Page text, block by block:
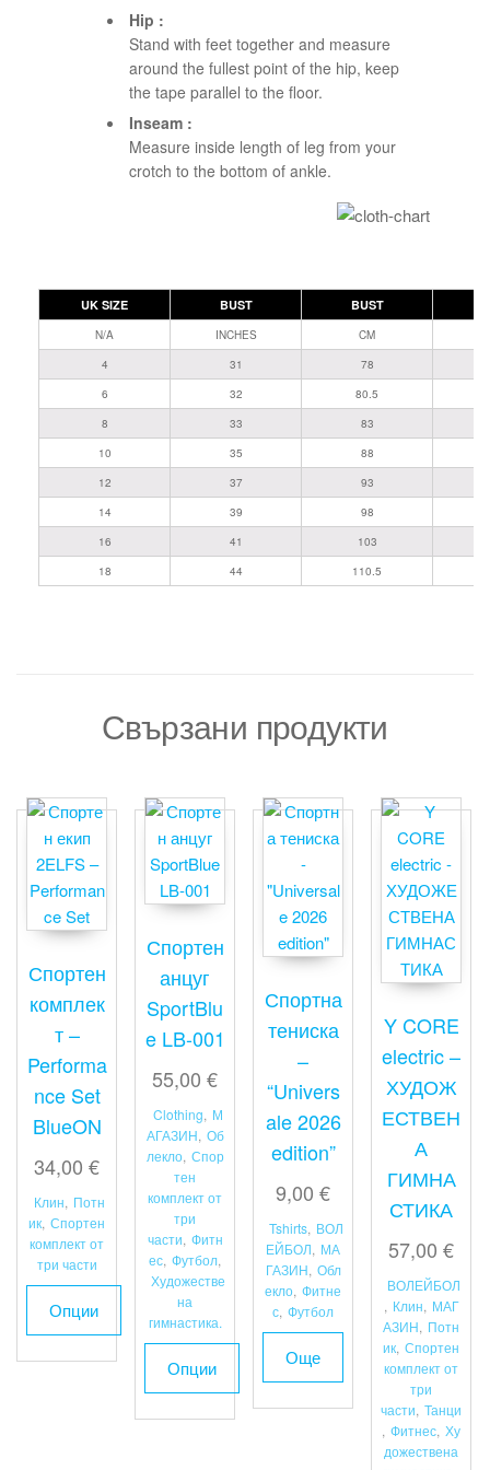
Hip :
Stand with feet together and measure
around the fullest point of the hip, keep
the tape parallel to the floor.
Inseam :
Measure inside length of leg from your
crotch to the bottom of ankle.
UK SIZE BUST BUST
N/A INCHES CM
4
31
78
6
32
80.5
8
33
83
10
35
88
12
37
93
14
39
98
16
41
103
18
44 110.5
Свързани продукти
Спортен
комплек
т –
Performa
nce Set
BlueON
34,00€
Клин, Потн
ик, Спортен
комплект от
три части
Опции
This
Спортен
анцуг
SportBlu
e LB-001
55,00€
Clothing, М
АГАЗИН, Об
лекло, Спор
тен
комплект от
три
части, Фитн
ес, Футбол,
Художестве
на
гимнастика.
Опции
This
Спортна
тениска
–
“Univers
ale 2026
edition”
9,00€
Tshirts, ВОЛ
ЕЙБОЛ, МА
ГАЗИН, Обл
екло, Фитне
с, Футбол
Още
Y CORE
electric –
ХУДОЖ
ЕСТВЕН
А
ГИМНА
СТИКА
57,00€
ВОЛЕЙБОЛ
, Клин, МАГ
АЗИН, Потн
ик, Спортен
комплект от
три
части, Танци
, Фитнес, Ху
дожествена